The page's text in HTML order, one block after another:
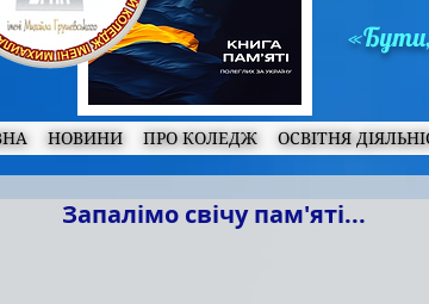
НОВИНИ ПРО КОЛЕДЖ ОСВІТНЯ
Запалімо свічу пам'яті...